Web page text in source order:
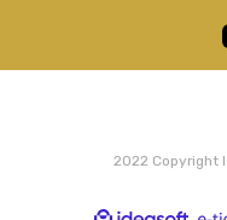
2022 Copyright